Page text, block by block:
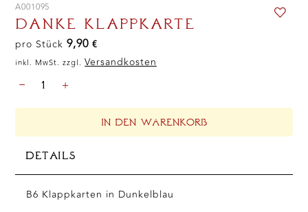
A001095
DANKE KLAPPKARTE
pro Stück9,90€
inkl. MwSt. zzgl.Versandkosten
-
KLAPPKARTE
MENGE
+
IN DEN WARENKORB
DETAILS
B6 Klappkarten in Dunkelblau